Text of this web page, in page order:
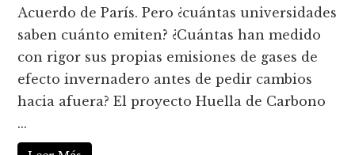
Acuerdo de París. Pero ¿cuántas universidades
saben cuánto emiten? ¿Cuántas han medido
con rigor sus propias emisiones de gases de
efecto invernadero antes de pedir cambios
hacia afuera? El proyecto Huella de Carbono
...